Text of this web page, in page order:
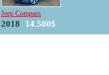
Jeep Compass
2018 14.500$